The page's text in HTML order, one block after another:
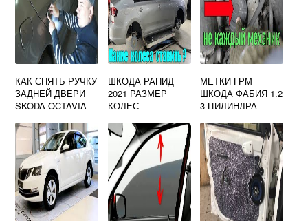
КАК СНЯТЬ РУЧКУ
ЗАДНЕЙ ДВЕРИ
SKODA OCTAVIA
ШКОДА РАПИД
2021 РАЗМЕР
КОЛЕС
МЕТКИ ГРМ
ШКОДА ФАБИЯ 1.2
3 ЦИЛИНДРА